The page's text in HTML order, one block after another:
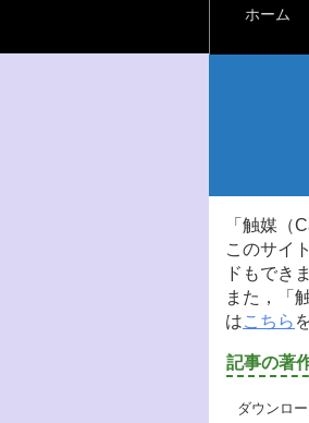
ホーム
「触媒（
このサイ
ドもでき
また，「
はこちら
記事の著
ダウンロ